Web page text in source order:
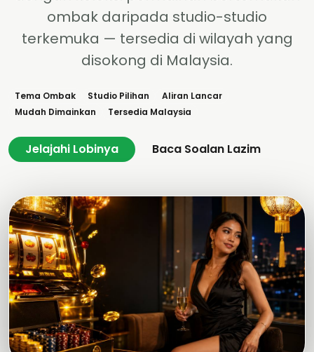
ombak daripada studio-studio
terkemuka — tersedia di wilayah yang
disokong di Malaysia.
Tema Ombak Studio Pilihan
Aliran Lancar
Mudah Dimainkan
Tersedia Malaysia
Jelajahi Lobinya Baca Soalan Lazim